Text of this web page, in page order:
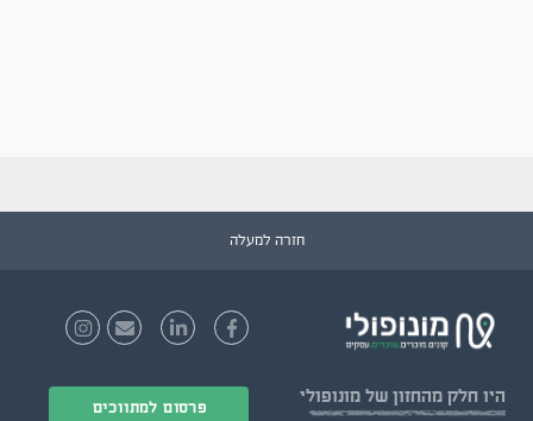
חזרה למעלה
היו חלק מהחזון של מונופולי פרסום למתווכים